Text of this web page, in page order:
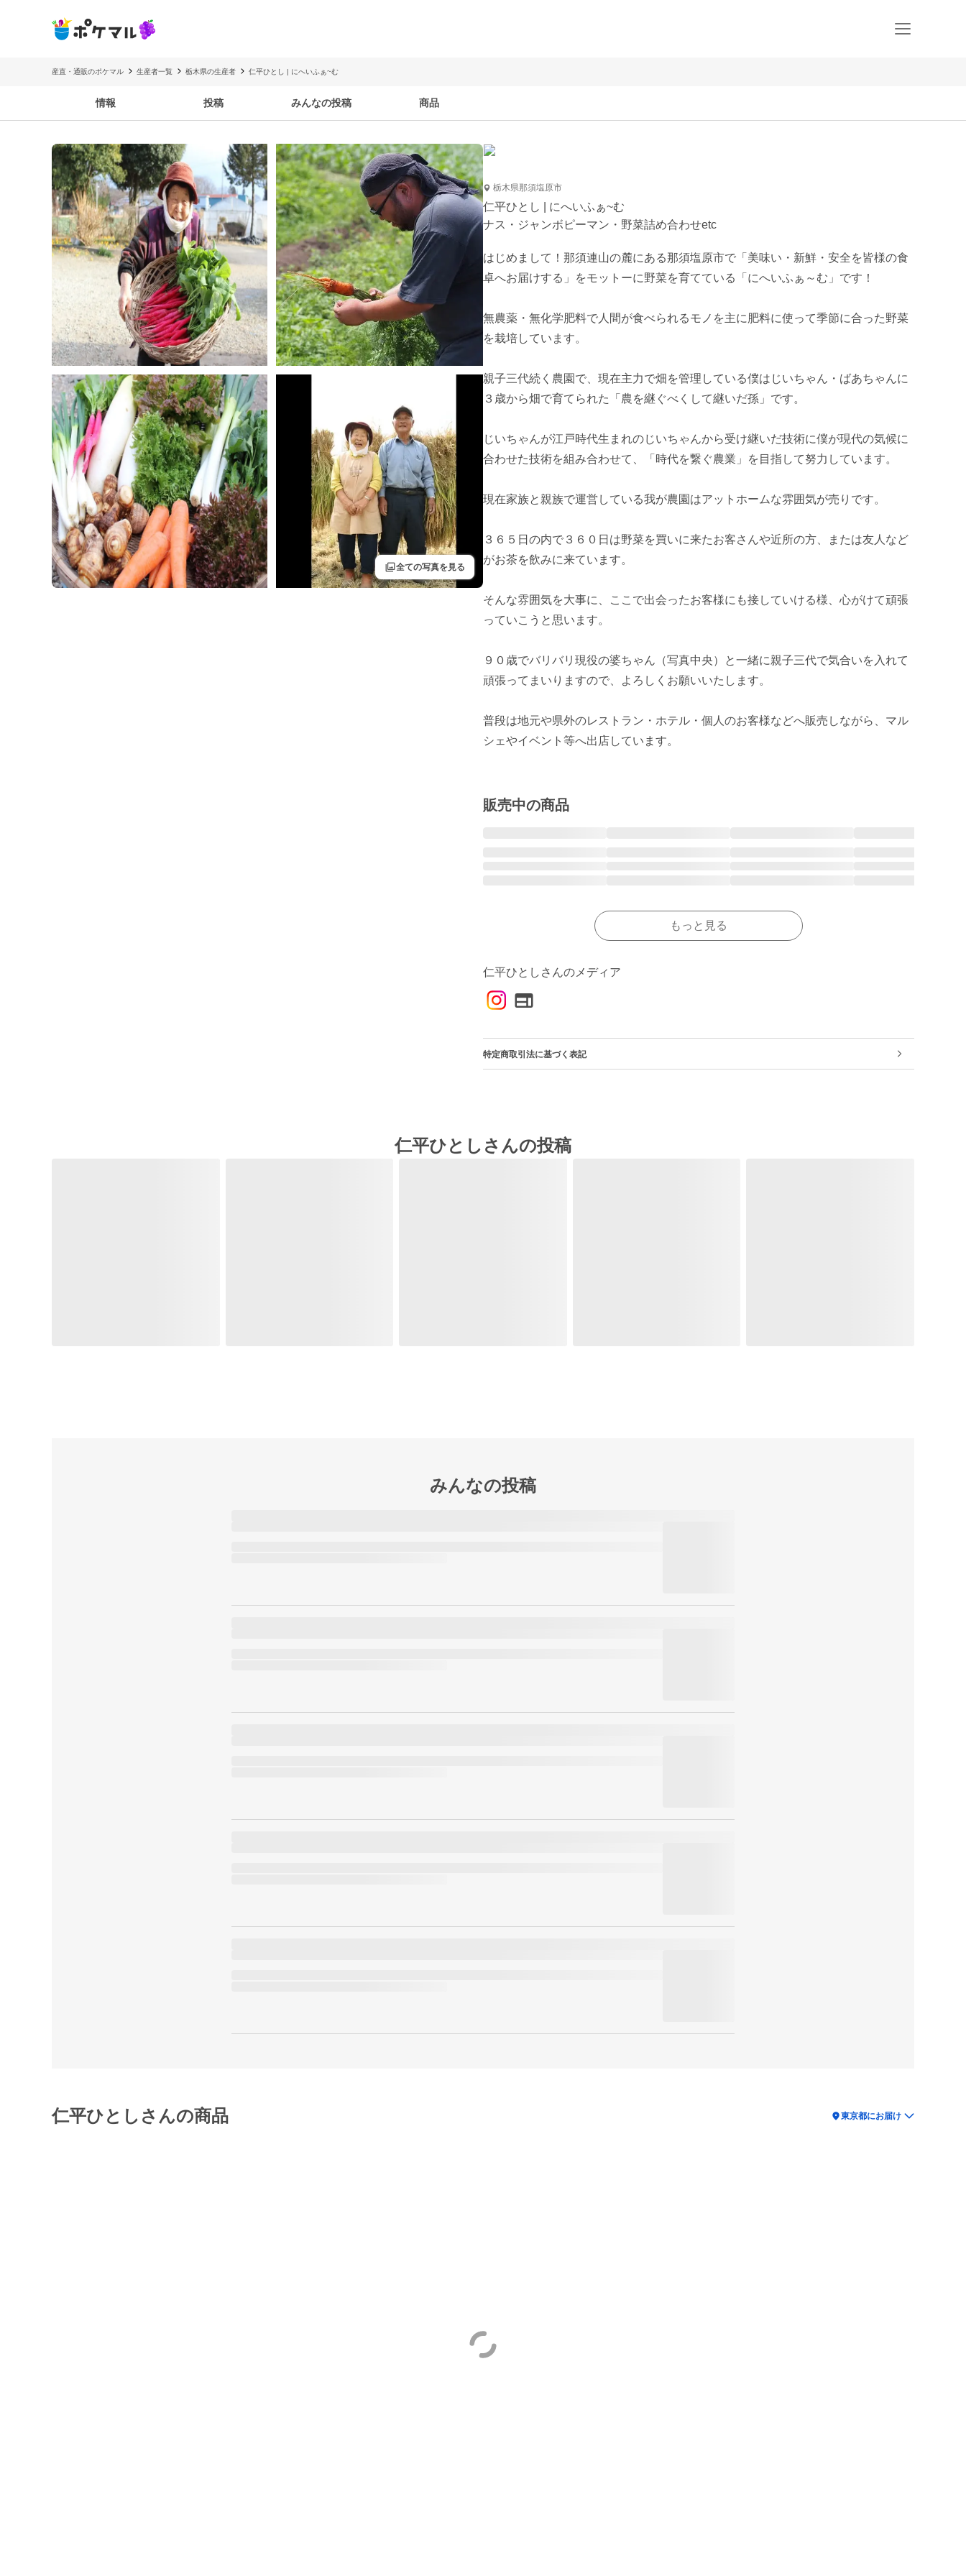
産直・通販のポケマル 生産者一覧 栃木県の生産者 仁平ひとし | にへいふぁ~む
情報 投稿 みんなの投稿 商品
filter全ての写真を見る
栃木県那須塩原市
仁平ひとし | にへいふぁ~む
ナス・ジャンボピーマン・野菜詰め合わせetc
はじめまして！那須連山の麓にある那須塩原市で「美味い・新鮮・安全を皆様の食
卓へお届けする」をモットーに野菜を育てている「にへいふぁ～む」です！
無農薬・無化学肥料で人間が食べられるモノを主に肥料に使って季節に合った野菜
を栽培しています。
親子三代続く農園で、現在主力で畑を管理している僕はじいちゃん・ばあちゃんに
３歳から畑で育てられた「農を継ぐべくして継いだ孫」です。
じいちゃんが江戸時代生まれのじいちゃんから受け継いだ技術に僕が現代の気候に
合わせた技術を組み合わせて、「時代を繋ぐ農業」を目指して努力しています。
現在家族と親族で運営している我が農園はアットホームな雰囲気が売りです。
３６５日の内で３６０日は野菜を買いに来たお客さんや近所の方、または友人など
がお茶を飲みに来ています。
そんな雰囲気を大事に、ここで出会ったお客様にも接していける様、心がけて頑張
っていこうと思います。
９０歳でバリバリ現役の婆ちゃん（写真中央）と一緒に親子三代で気合いを入れて
頑張ってまいりますので、よろしくお願いいたします。
普段は地元や県外のレストラン・ホテル・個人のお客様などへ販売しながら、マル
シェやイベント等へ出店しています。
販売中の商品
もっと見る
仁平ひとしさんのメディア
特定商取引法に基づく表記
仁平ひとしさんの投稿
みんなの投稿
仁平ひとしさんの商品 location_on東京都にお届け